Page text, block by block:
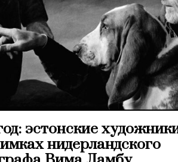
эстонские
нидерландского